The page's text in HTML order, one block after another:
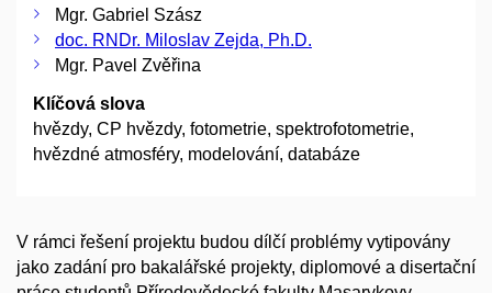
Mgr. Gabriel Szász
doc. RNDr. Miloslav Zejda, Ph.D.
Mgr. Pavel Zvěřina
Klíčová slova
hvězdy, CP hvězdy, fotometrie, spektrofotometrie,
hvězdné atmosféry, modelování, databáze
V rámci řešení projektu budou dílčí problémy vytipovány
jako zadání pro bakalářské projekty, diplomové a disertační